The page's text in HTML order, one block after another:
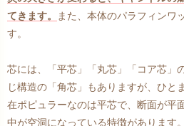
てきます。
また、本体のパラフィンワ
す。
芯には、「平芯」「丸芯」「コア芯」
じ構造の「角芯」もありますが、ひと
在ポピュラーなのは平芯で、断面が平
中が空洞になっている特徴があります